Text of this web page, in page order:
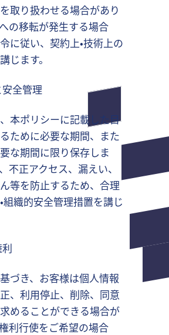
取り扱わせる場合があり
の移転が発生する場合
に従い、契約上・技術上の
じます。
全管理
本ポリシーに記載した目
ために必要な期間、また
な期間に限り保存しま
不正アクセス、漏えい、
等を防止するため、合理
組織的安全管理措置を講じ
づき、お客様は個人情報
、利用停止、削除、同意
めることができる場合が
利行使をご希望の場合